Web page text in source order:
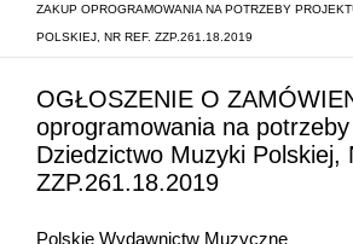
ZAKUP OPROGRAMOWANIA NA POTRZEBY
POLSKIEJ, NR REF. ZZP.261.18.2019
OGŁOSZENIE O
oprogramowania na
Dziedzictwo Muzyki Polskiej,
ZZP.261.18.2019
Polskie Wydawnictw Muzyczne